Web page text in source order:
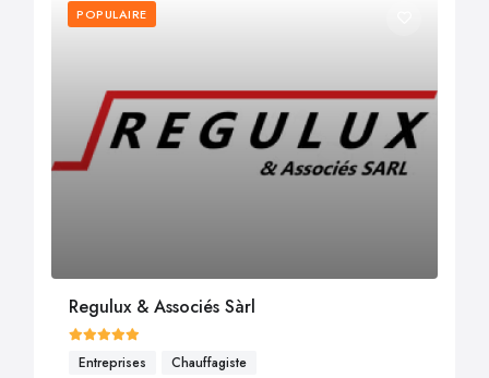
POPULAIRE
Regulux & Associés Sàrl
Entreprises Chauffagiste